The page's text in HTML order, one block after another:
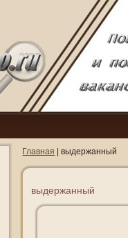
Главная | выдержанный
выдержанный